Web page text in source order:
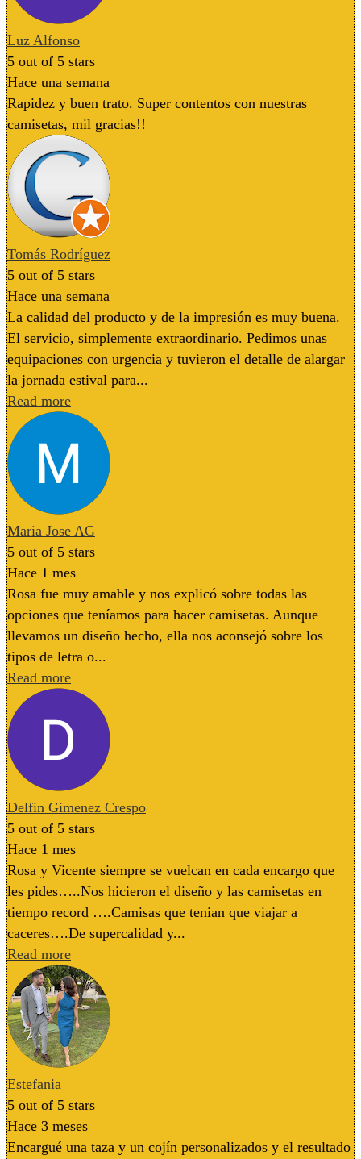
Luz Alfonso
5 out of 5 stars
Hace una semana
Rapidez y buen trato. Super contentos con nuestras
camisetas, mil gracias!!
Tomás Rodríguez
5 out of 5 stars
Hace una semana
La calidad del producto y de la impresión es muy buena.
El servicio, simplemente extraordinario. Pedimos unas
equipaciones con urgencia y tuvieron el detalle de alargar
la jornada estival para...
Read more
Maria Jose AG
5 out of 5 stars
Hace 1 mes
Rosa fue muy amable y nos explicó sobre todas las
opciones que teníamos para hacer camisetas. Aunque
llevamos un diseño hecho, ella nos aconsejó sobre los
tipos de letra o...
Read more
Delfin Gimenez Crespo
5 out of 5 stars
Hace 1 mes
Rosa y Vicente siempre se vuelcan en cada encargo que
les pides…..Nos hicieron el diseño y las camisetas en
tiempo record ….Camisas que tenian que viajar a
caceres….De supercalidad y...
Read more
Estefania
5 out of 5 stars
Hace 3 meses
Encargué una taza y un cojín personalizados y el resultado